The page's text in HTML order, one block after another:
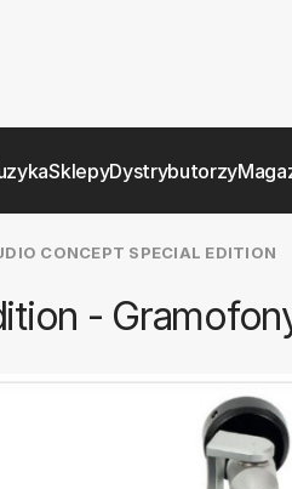
SklepyDystrybutorzy
CONCEPT SPECIAL EDITION
-